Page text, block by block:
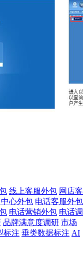
线上客服外包 网店客
心外包 电话客服外包
电话营销外包 电话调
品牌满意度调研 市场
标注 垂类数据标注 AI